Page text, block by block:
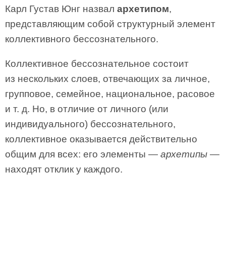
Карл Густав Юнг назвал архетипом,
представляющим собой структурный элемент
коллективного бессознательного.
Коллективное бессознательное состоит
из нескольких слоев, отвечающих за личное,
групповое, семейное, национальное, расовое
и т. д. Но, в отличие от личного (или
индивидуального) бессознательного,
коллективное оказывается действительно
общим для всех: его элементы — архетипы —
находят отклик у каждого.